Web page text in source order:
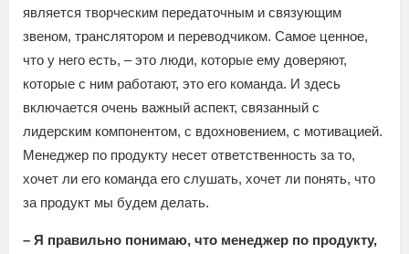
является творческим передаточным и связующим
звеном, транслятором и переводчиком. Самое ценное,
что у него есть, – это люди, которые ему доверяют,
которые с ним работают, это его команда. И здесь
включается очень важный аспект, связанный с
лидерским компонентом, с вдохновением, с мотивацией.
Менеджер по продукту несет ответственность за то,
хочет ли его команда его слушать, хочет ли понять, что
за продукт мы будем делать.
– Я правильно понимаю, что менеджер по продукту,